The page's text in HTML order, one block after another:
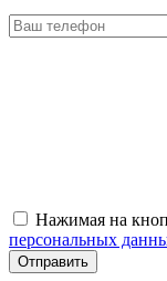
Нажимая на
персональных
Отправить